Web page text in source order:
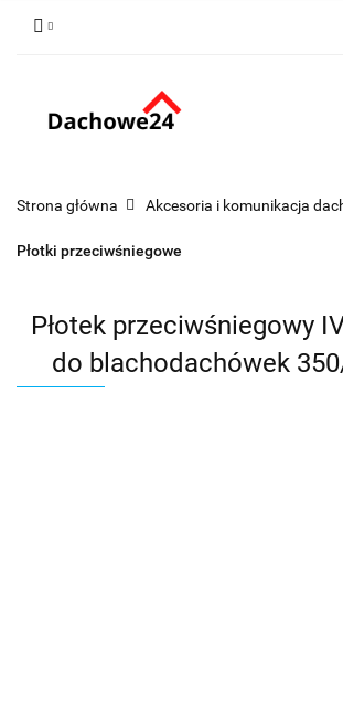
Strona główna Akcesoria i komunikacja
Płotki przeciwśniegowe
Płotek przeciwśniegowy
do blachodachówek